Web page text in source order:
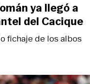
fichaje de los albos
ya llegó a
del Cacique